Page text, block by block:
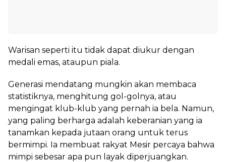
Warisan seperti itu tidak dapat diukur dengan
medali emas, ataupun piala.
Generasi mendatang mungkin akan membaca
statistiknya, menghitung gol-golnya, atau
mengingat klub-klub yang pernah ia bela. Namun,
yang paling berharga adalah keberanian yang ia
tanamkan kepada jutaan orang untuk terus
bermimpi. Ia membuat rakyat Mesir percaya bahwa
mimpi sebesar apa pun layak diperjuangkan.